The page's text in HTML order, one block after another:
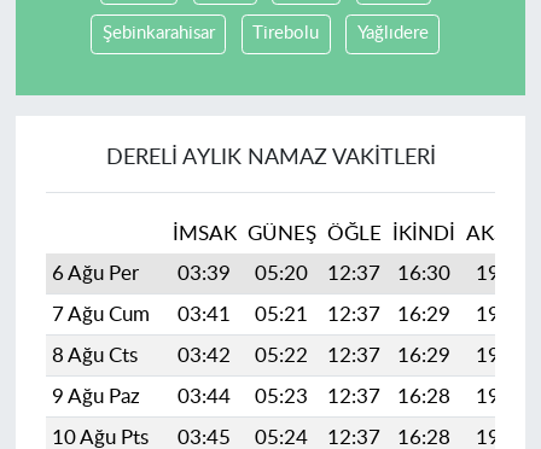
Şebinkarahisar Tirebolu Yağlıdere
DERELI AYLIK NAMAZ VAKITLERI
İMSAK GÜNEŞ ÖĞLE İKINDI
AKŞAM
6 Ağu Per
03:39 05:20 12:37 16:30
19:44
7 Ağu Cum
03:41 05:21 12:37 16:29
19:43
8 Ağu Cts
03:42 05:22 12:37 16:29
19:42
9 Ağu Paz
03:44 05:23 12:37 16:28
19:40
10 Ağu Pts
03:45 05:24 12:37 16:28
19:39